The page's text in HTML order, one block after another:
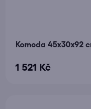
Komoda 45x30x92
1 521 Kč